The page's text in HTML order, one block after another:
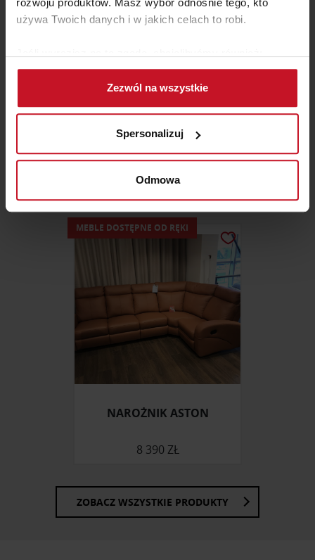
rozwoju produktów. Masz wybór odnośnie tego, kto
używa Twoich danych i w jakich celach to robi.
Gromadzić dane dotyczące Twojej lokalizacji
geograficznej z dokładnością nawet do kilku metrów
Identyfikować Twoje urządzenie, aktywnie
(fingerprinting, czyli wirtualny odcisk palca)
Dowiedz się więcej odnośnie tego, jak Twoje osobiste
dane są przetwarzane oraz ustaw własne preferencje w
zmienić lub wycofać swoją zgodę w dowolnej chwili.
Wykorzystujemy pliki cookie do spersonalizowania treści
i reklam, aby oferować funkcje społecznościowe i
analizować ruch w naszej witrynie. Informacje o tym, jak
korzystasz z naszej witryny, udostępniamy partnerom
społecznościowym, reklamowym i analitycznym.
Partnerzy mogą połączyć te informacje z innymi danymi
otrzymanymi od Ciebie lub uzyskanymi podczas
Zezwól na wszystkie
Spersonalizuj
Odmowa
KANAPA EGEDAL
ZAPYTAJ O CENĘ W SALONIE
NAROŻNIK ASTON
8 390 ZŁ
MEBLE DOSTĘPNE OD RĘKI
ZOBACZ WSZYSTKIE PRODUKTY